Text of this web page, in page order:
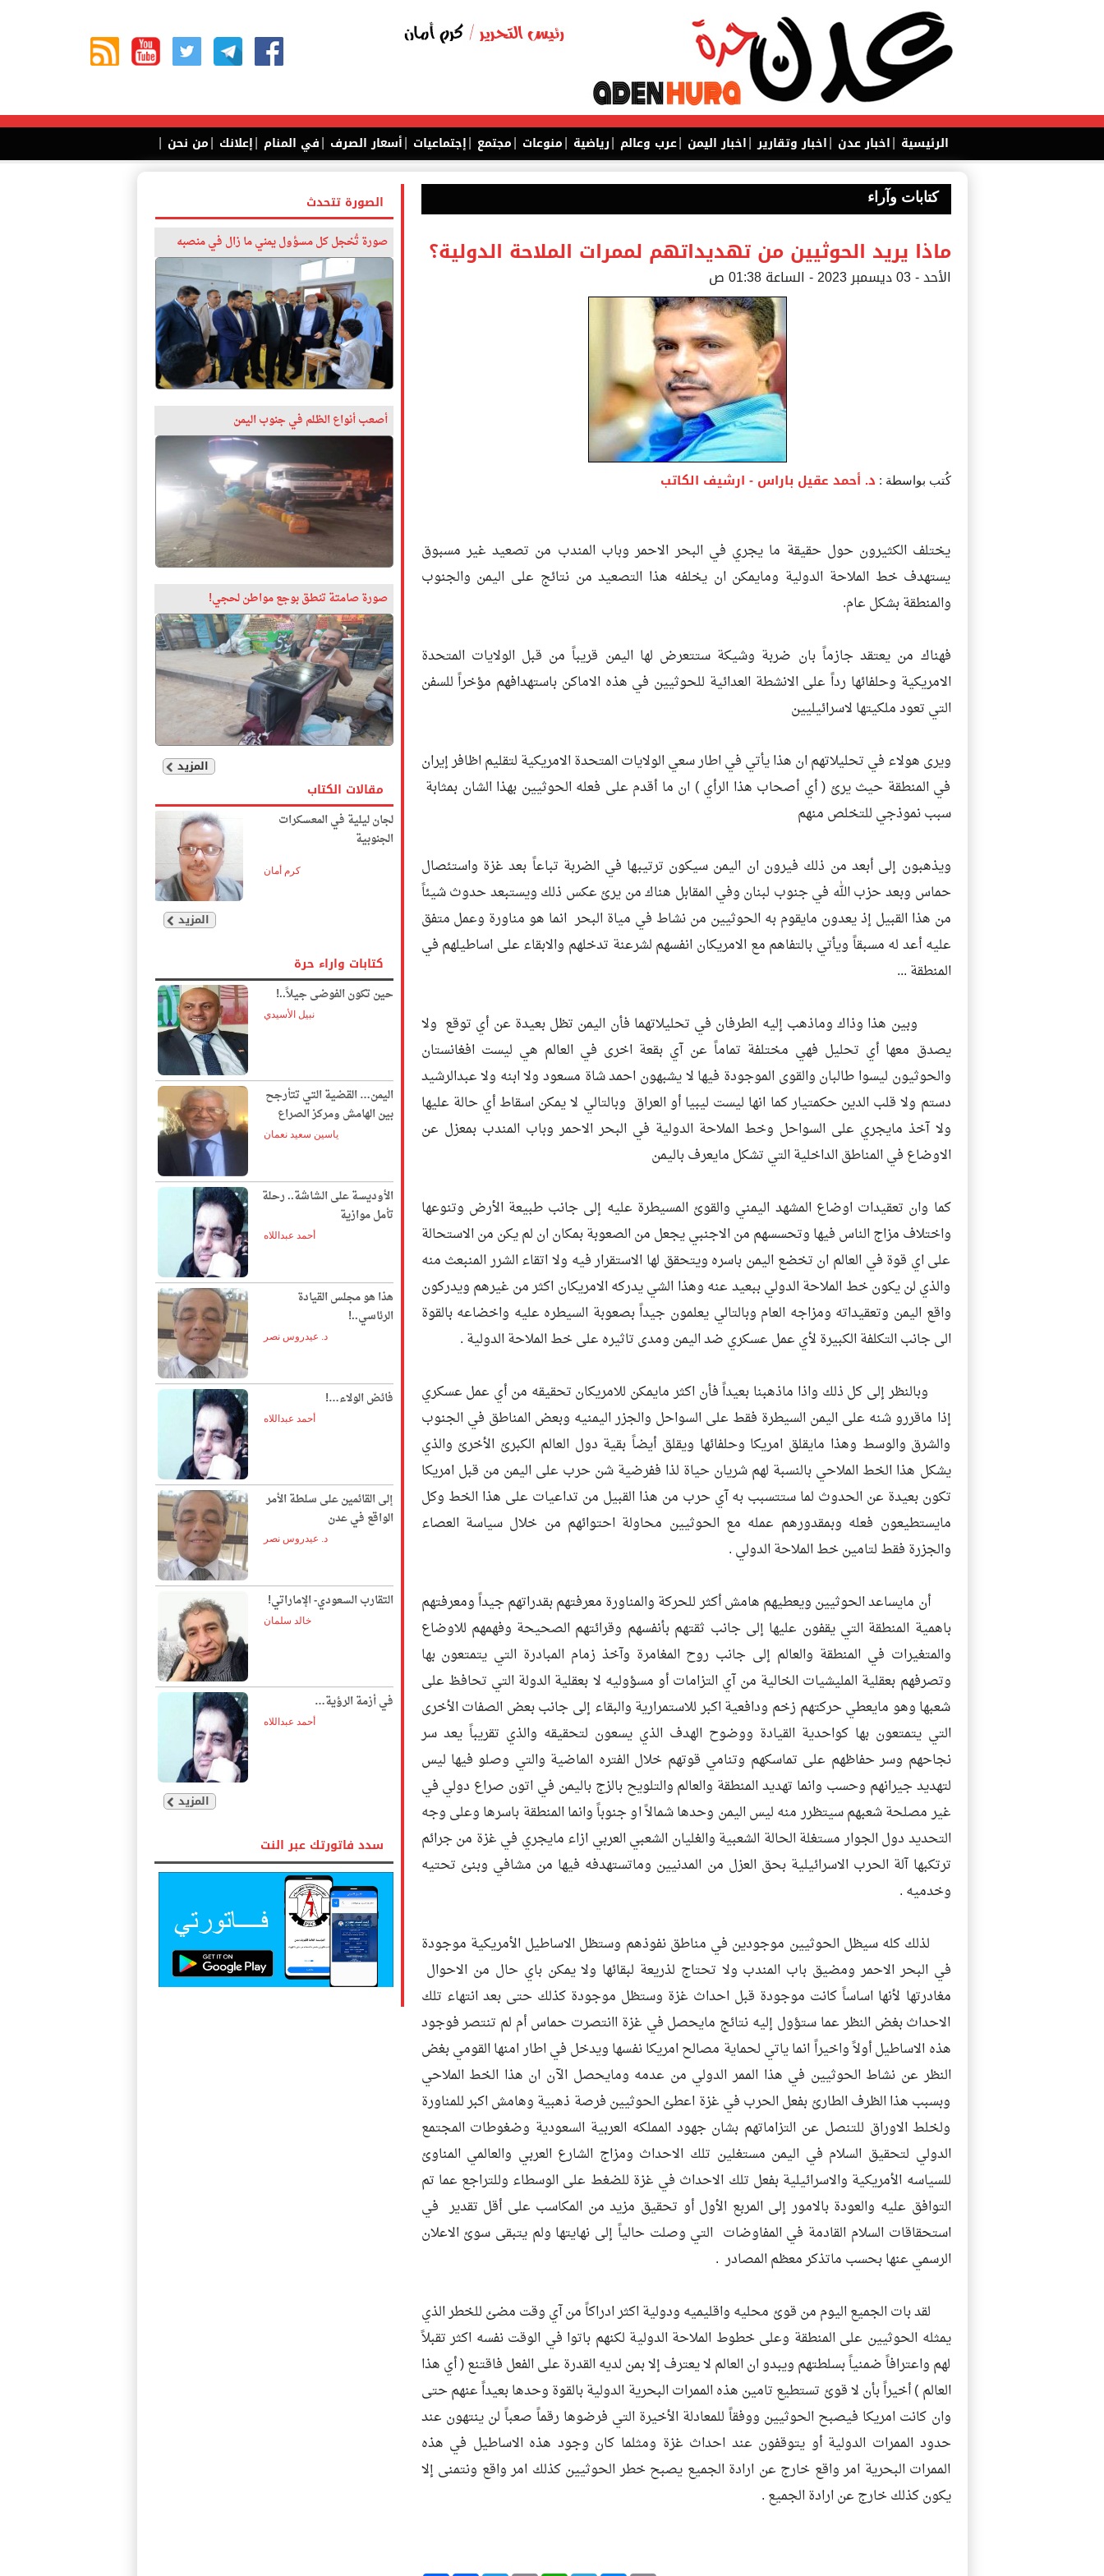
الرئيسية |اخبار عدن |اخبار وتقارير |اخبار اليمن |عرب وعالم |رياضية |منوعات |مجتمع |إجتماعيات |أسعار الصرف |في المنام |إعلانك |من نحن |
الصورة تتحدث
صورة تُخجل كل مسؤول يمني ما زال في منصبه
أصعب أنواع الظلم في جنوب اليمن
صورة صامتة تنطق بوجع مواطن لحجي!
المزيد
مقالات الكتاب
لجان ليلية في المعسكرات
الجنوبية
كرم أمان
المزيد
كتابات واراء حرة
حين تكون الفوضى جيلاً..!
نبيل الأسيدي
اليمن… القضية التي تتأرجح
بين الهامش ومركز الصراع
ياسين سعيد نعمان
الأوديسة على الشاشة.. رحلة
تأمل موازية
أحمد عبداللاه
هذا هو مجلس القيادة
الرئاسي..!
د. عيدروس نصر
فائض الولاء…!
أحمد عبداللاه
إلى القائمين على سلطة الأمر
الواقع في عدن
د. عيدروس نصر
التقارب السعودي- الإماراتي!
خالد سلمان
في أزمة الرؤية…
أحمد عبداللاه
المزيد
سدد فاتورتك عبر النت
كتابات وآراء
ماذا يريد الحوثيين من تهديداتهم لممرات الملاحة الدولية؟
الأحد - 03 ديسمبر 2023 - الساعة 01:38 ص
كُتب بواسطة : د. أحمد عقيل باراس - ارشيف الكاتب
يختلف الكثيرون حول حقيقة ما يجري في البحر الاحمر وباب المندب من تصعيد غير مسبوق
يستهدف خط الملاحة الدولية ومايمكن ان يخلفه هذا التصعيد من نتائج على اليمن والجنوب
والمنطقة بشكل عام.
فهناك من يعتقد جازماً بان ضربة وشيكة ستتعرض لها اليمن قريباً من قبل الولايات المتحدة
الامريكية وحلفائها رداً على الانشطة العدائية للحوثيين في هذه الاماكن باستهدافهم مؤخراً للسفن
التي تعود ملكيتها لاسرائيليين
ويرى هولاء في تحليلاتهم ان هذا يأتي في اطار سعي الولايات المتحدة الامريكية لتقليم اظافر إيران
في المنطقة حيث يرئ ( أي أصحاب هذا الرأي ) ان ما أقدم على فعله الحوثيين بهذا الشان بمثابة
سبب نموذجي للتخلص منهم
ويذهبون إلى أبعد من ذلك فيرون ان اليمن سيكون ترتيبها في الضربة تباعاً بعد غزة واستئصال
حماس وبعد حزب الله في جنوب لبنان وفي المقابل هناك من يرئ عكس ذلك ويستبعد حدوث شيئاً
من هذا القبيل إذ يعدون مايقوم به الحوثيين من نشاط في مياة البحر انما هو مناورة وعمل متفق
عليه أعد له مسبقاً ويأتي بالتفاهم مع الامريكان انفسهم لشرعنة تدخلهم والابقاء على اساطيلهم في
المنطقة ...
وبين هذا وذاك وماذهب إليه الطرفان في تحليلاتهما فأن اليمن تظل بعيدة عن أي توقع ولا
يصدق معها أي تحليل فهي مختلفة تماماً عن آي بقعة اخرى في العالم هي ليست افغانستان
والحوثيون ليسوا طالبان والقوى الموجودة فيها لا يشبهون احمد شاة مسعود ولا ابنه ولا عبدالرشيد
دستم ولا قلب الدين حكمتيار كما انها ليست ليبيا أو العراق وبالتالي لا يمكن اسقاط أي حالة عليها
ولا آخذ مايجري على السواحل وخط الملاحة الدولية في البحر الاحمر وباب المندب بمعزل عن
الاوضاع في المناطق الداخلية التي تشكل مايعرف باليمن
كما وان تعقيدات اوضاع المشهد اليمني والقوئ المسيطرة عليه إلى جانب طبيعة الأرض وتنوعها
واختلاف مزاج الناس فيها وتحسسهم من الاجنبي يجعل من الصعوبة بمكان ان لم يكن من الاستحالة
على اي قوة في العالم ان تخضع اليمن باسره ويتحقق لها الاستقرار فيه ولا اتقاء الشرر المنبعث منه
والذي لن يكون خط الملاحة الدولي ببعيد عنه وهذا الشي يدركه الامريكان اكثر من غيرهم ويدركون
واقع اليمن وتعقيداته ومزاجه العام وبالتالي يعلمون جيداً بصعوبة السيطره عليه واخضاعه بالقوة
الى جانب التكلفة الكبيرة لأي عمل عسكري ضد اليمن ومدى تاثيره على خط الملاحة الدولية .
وبالنظر إلى كل ذلك واذا ماذهبنا بعيداً فأن اكثر مايمكن للامريكان تحقيقه من أي عمل عسكري
إذا ماقررو شنه على اليمن السيطرة فقط على السواحل والجزر اليمنيه وبعض المناطق في الجنوب
والشرق والوسط وهذا مايقلق امريكا وحلفائها ويقلق أيضاً بقية دول العالم الكبرئ الأخرئ والذي
يشكل هذا الخط الملاحي بالنسبة لهم شريان حياة لذا ففرضية شن حرب على اليمن من قبل امريكا
تكون بعيدة عن الحدوث لما ستتسبب به آي حرب من هذا القبيل من تداعيات على هذا الخط وكل
مايستطيعون فعله وبمقدورهم عمله مع الحوثيين محاولة احتوائهم من خلال سياسة العصاء
والجزرة فقط لتامين خط الملاحة الدولي .
أن مايساعد الحوثيين ويعطيهم هامش أكثر للحركة والمناورة معرفتهم بقدراتهم جيداً ومعرفتهم
باهمية المنطقة التي يقفون عليها إلى جانب ثقتهم بأنفسهم وقرائتهم الصحيحة وفهمهم للاوضاع
والمتغيرات في المنطقة والعالم إلى جانب روح المغامرة وآخذ زمام المبادرة التي يتمتعون بها
وتصرفهم بعقلية المليشيات الخالية من آي التزامات أو مسؤوليه لا بعقلية الدولة التي تحافظ على
شعبها وهو مايعطي حركتهم زخم ودافعية اكبر للاستمرارية والبقاء إلى جانب بعض الصفات الأخرى
التي يتمتعون بها كواحدية القيادة ووضوح الهدف الذي يسعون لتحقيقه والذي تقريباً يعد سر
نجاحهم وسر حفاظهم على تماسكهم وتنامي قوتهم خلال الفتره الماضية والتي وصلو فيها ليس
لتهديد جيرانهم وحسب وانما تهديد المنطقة والعالم والتلويح بالزج باليمن في اتون صراع دولي في
غير مصلحة شعبهم سيتظرر منه ليس اليمن وحدها شمالاً او جنوباً وانما المنطقة باسرها وعلى وجه
التحديد دول الجوار مستغلة الحالة الشعبية والغليان الشعبي العربي ازاء مايجري في غزة من جرائم
ترتكبها آلة الحرب الاسرائيلية بحق العزل من المدنيين وماتستهدفه فيها من مشافي وبنئ تحتيه
وخدميه .
لذلك كله سيظل الحوثيين موجودين في مناطق نفوذهم وستظل الاساطيل الأمريكية موجودة
في البحر الاحمر ومضيق باب المندب ولا تحتاج لذريعة لبقائها ولا يمكن باي حال من الاحوال
مغادرتها لأنها اساساً كانت موجودة قبل احداث غزة وستظل موجودة كذلك حتى بعد انتهاء تلك
الاحداث بغض النظر عما ستؤول إليه نتائج مايحصل في غزة اانتصرت حماس أم لم تنتصر فوجود
هذه الاساطيل أولاً واخيراً انما ياتي لحماية مصالح امريكا نفسها ويدخل في اطار امنها القومي بغض
النظر عن نشاط الحوثيين في هذا الممر الدولي من عدمه ومايحصل الآن ان هذا الخط الملاحي
وبسبب هذا الظرف الطارئ بفعل الحرب في غزة اعطئ الحوثيين فرصة ذهبية وهامش اكبر للمناورة
ولخلط الاوراق للتنصل عن التزاماتهم بشان جهود المملكه العربية السعودية وضغوطات المجتمع
الدولي لتحقيق السلام في اليمن مستغلين تلك الاحداث ومزاج الشارع العربي والعالمي المناوئ
للسياسه الأمريكية والاسرائيلية بفعل تلك الاحداث في غزة للضغط على الوسطاء وللتراجع عما تم
التوافق عليه والعودة بالامور إلى المربع الأول أو تحقيق مزيد من المكاسب على أقل تقدير في
استحقاقات السلام القادمة في المفاوضات التي وصلت حالياً إلى نهايتها ولم يتبقى سوئ الاعلان
الرسمي عنها بحسب ماتذكر معظم المصادر .
لقد بات الجميع اليوم من قوئ محليه واقليميه ودولية اكثر ادراكاً من آي وقت مضئ للخطر الذي
يمثله الحوثيين على المنطقة وعلى خطوط الملاحة الدولية لكنهم باتوا في الوقت نفسه اكثر تقبلاً
لهم واعترافاً ضمنياً بسلطتهم ويبدو ان العالم لا يعترف إلا بمن لديه القدرة على الفعل فاقتنع ( أي هذا
العالم ) أخيراً بأن لا قوئ تستطيع تامين هذه الممرات البحرية الدولية بالقوة وحدها بعيداً عنهم حتى
وان كانت امريكا فيصبح الحوثيين ووفقاً للمعادلة الأخيرة التي فرضوها رقماً صعباً لن ينتهون عند
حدود الممرات الدولية أو يتوقفون عند احداث غزة ومثلما كان وجود هذه الاساطيل في هذه
الممرات البحرية امر واقع خارج عن ارادة الجميع يصبح خطر الحوثيين كذلك امر واقع ونتمنى إلا
يكون كذلك خارج عن ارادة الجميع .